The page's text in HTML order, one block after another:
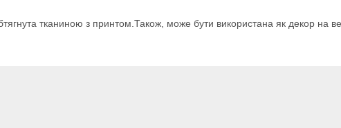
тканиною з принтом.Також, може бути використана як декор на